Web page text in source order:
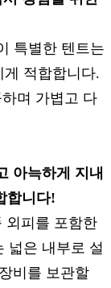
특별한 텐트는
적합합니다.
며 가볍고 다
아늑하게 지내
합니다!
외피를 포함한
넓은 내부로 설
비를 보관할